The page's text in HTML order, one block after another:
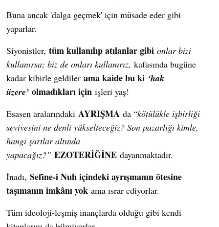
Buna ancak 'dalga geçmek' için müsade eder gibi
yaparlar.
Siyonistler, tüm kullanılıp atılanlar gibi onlar bizi
kullanırsa; biz de onları kullanırız, kafasında bugüne
kadar kibirle geldiler ama kaide bu ki ‘hak
üzere’olmadıkları içinişleri yaş!
Esasen aralarındaki AYRIŞMA da “kötülükle işbirliği
seviyesini ne denli yükselteceğiz? Son pazarlığı kimle,
hangi şartlar altında
yapacağız?” EZOTERİĞİNE dayanmaktadır.
İnadı, Sefine-i Nuh içindeki ayrışmanın ötesine
taşımanın imkânı yokama ısrar ediyorlar.
Tüm ideoloji-leşmiş inançlarda olduğu gibi kendi